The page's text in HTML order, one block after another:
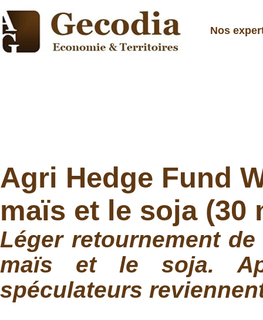
Nos
Agri Hedge Fund
maïs et le soja (30
Léger retournement
maïs et le soja.
spéculateurs